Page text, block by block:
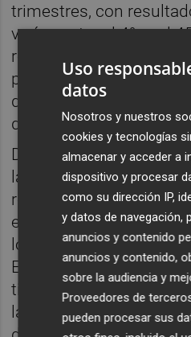
trimestres, con
varían entre el 4% y el
recesiones más
provocar caídas más
del S&P, el entorno
desempeña un papel
David Bianco, director
las Américas de DWS,
recesiones con una
el impacto sobre el
lo que sugeriría la
Esto se debe, no solo a
tiende a impulsar el
las ventas, sino más
Uso
datos
Nosotros y nuestros
cookies y tecnologías
almacenar y acceder a
dispositivo y procesar
como su dirección IP,
y datos de navegación,
anuncios y contenido
anuncios y contenido,
sobre la audiencia y
Proveedores de
pueden procesar sus